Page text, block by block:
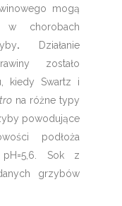
mogą
w chorobach
. Działanie
zostało
kiedy Swartz i
na różne typy
powodujące
podłoża
Sok z
grzybów